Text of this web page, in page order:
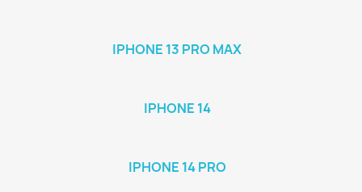
IPHONE 13 PRO MAX
IPHONE 14
IPHONE 14 PRO